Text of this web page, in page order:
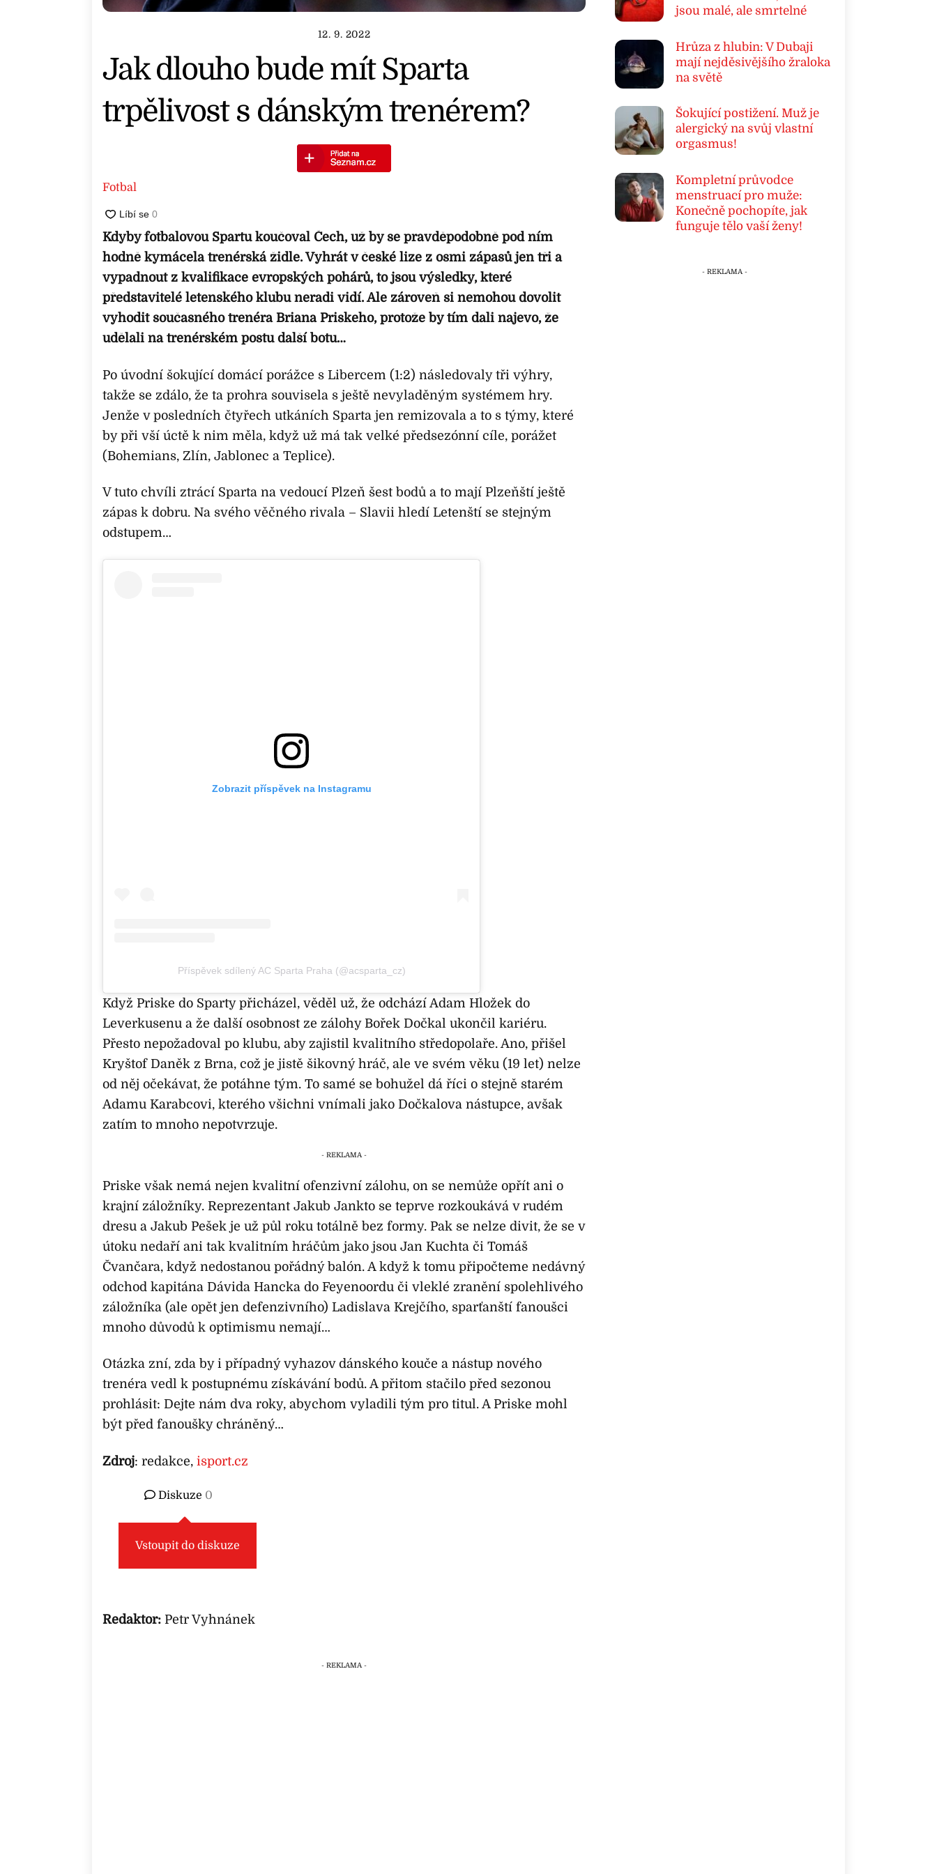
12. 9. 2022
Jak dlouho bude mít Sparta
trpělivost s dánským trenérem?
Fotbal
Kdyby fotbalovou Spartu koučoval Čech, už by se pravděpodobně pod ním
hodně kymácela trenérská židle. Vyhrát v české lize z osmi zápasů jen tři a
vypadnout z kvalifikace evropských pohárů, to jsou výsledky, které
představitelé letenského klubu neradi vidí. Ale zároveň si nemohou dovolit
vyhodit současného trenéra Briana Priskeho, protože by tím dali najevo, že
udělali na trenérském postu další botu…
Po úvodní šokující domácí porážce s Libercem (1:2) následovaly tři výhry,
takže se zdálo, že ta prohra souvisela s ještě nevyladěným systémem hry.
Jenže v posledních čtyřech utkáních Sparta jen remizovala a to s týmy, které
by při vší úctě k nim měla, když už má tak velké předsezónní cíle, porážet
(Bohemians, Zlín, Jablonec a Teplice).
V tuto chvíli ztrácí Sparta na vedoucí Plzeň šest bodů a to mají Plzeňští ještě
zápas k dobru. Na svého věčného rivala – Slavii hledí Letenští se stejným
odstupem…
Zobrazit příspěvek na Instagramu
Příspěvek sdílený AC Sparta Praha (@acsparta_cz)
Když Priske do Sparty přicházel, věděl už, že odchází Adam Hložek do
Leverkusenu a že další osobnost ze zálohy Bořek Dočkal ukončil kariéru.
Přesto nepožadoval po klubu, aby zajistil kvalitního středopolaře. Ano, přišel
Kryštof Daněk z Brna, což je jistě šikovný hráč, ale ve svém věku (19 let) nelze
od něj očekávat, že potáhne tým. To samé se bohužel dá říci o stejně starém
Adamu Karabcovi, kterého všichni vnímali jako Dočkalova nástupce, avšak
zatím to mnoho nepotvrzuje.
Priske však nemá nejen kvalitní ofenzivní zálohu, on se nemůže opřít ani o
krajní záložníky. Reprezentant Jakub Jankto se teprve rozkoukává v rudém
dresu a Jakub Pešek je už půl roku totálně bez formy. Pak se nelze divit, že se v
útoku nedaří ani tak kvalitním hráčům jako jsou Jan Kuchta či Tomáš
Čvančara, když nedostanou pořádný balón. A když k tomu připočteme nedávný
odchod kapitána Dávida Hancka do Feyenoordu či vleklé zranění spolehlivého
záložníka (ale opět jen defenzivního) Ladislava Krejčího, sparťanští fanoušci
mnoho důvodů k optimismu nemají…
Otázka zní, zda by i případný vyhazov dánského kouče a nástup nového
trenéra vedl k postupnému získávání bodů. A přitom stačilo před sezonou
prohlásit: Dejte nám dva roky, abychom vyladili tým pro titul. A Priske mohl
být před fanoušky chráněný…
Zdroj: redakce, isport.cz
Diskuze 0
Vstoupit do diskuze
Redaktor: Petr Vyhnánek
jsou malé, ale smrtelné
Hrůza z hlubin: V Dubaji
mají nejděsivějšího žraloka
na světě
Šokující postižení. Muž je
alergický na svůj vlastní
orgasmus!
Kompletní průvodce
menstruací pro muže:
Konečně pochopíte, jak
funguje tělo vaší ženy!